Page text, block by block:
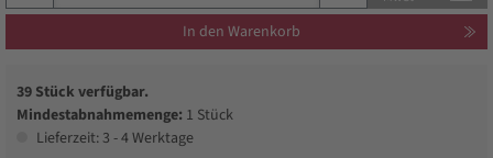
In den Warenkorb
39 Stück verfügbar.
Mindestabnahmemenge: 1 Stück
Lieferzeit: 3 - 4 Werktage